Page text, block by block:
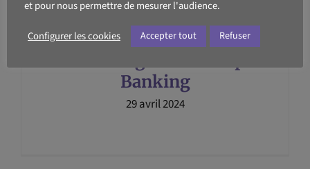
Banking
29 avril 2024
et pour nous permettre de mesurer l'audience.
Configurer les cookies Accepter tout Refuser